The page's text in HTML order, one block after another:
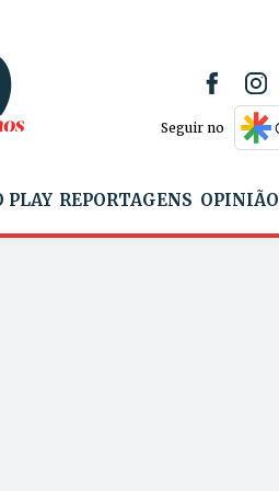
Seguir no
PLAY REPORTAGENS OPINIÃO